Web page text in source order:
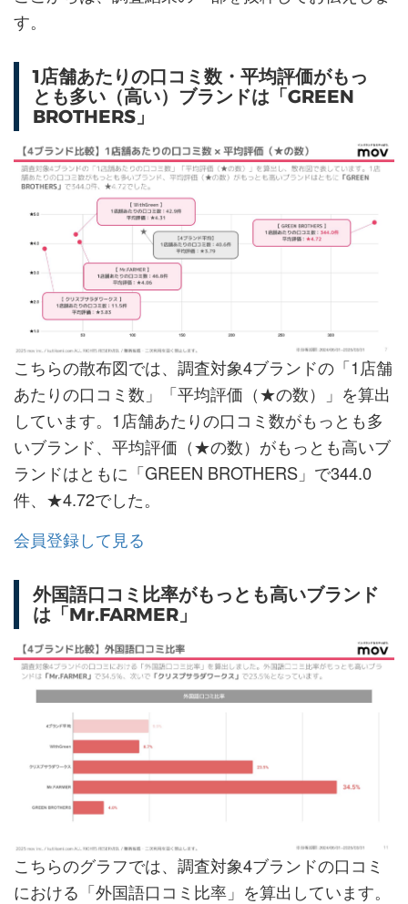
す。
1店舗あたりの口コミ数・平均評価がもっ
とも多い（高い）ブランドは「GREEN
BROTHERS」
こちらの散布図では、調査対象4ブランドの「1店舗
あたりの口コミ数」「平均評価（★の数）」を算出
しています。1店舗あたりの口コミ数がもっとも多
いブランド、平均評価（★の数）がもっとも高いブ
ランドはともに「GREEN BROTHERS」で344.0
件、★4.72でした。
会員登録して見る
外国語口コミ比率がもっとも高いブランド
は「Mr.FARMER」
こちらのグラフでは、調査対象4ブランドの口コミ
における「外国語口コミ比率」を算出しています。